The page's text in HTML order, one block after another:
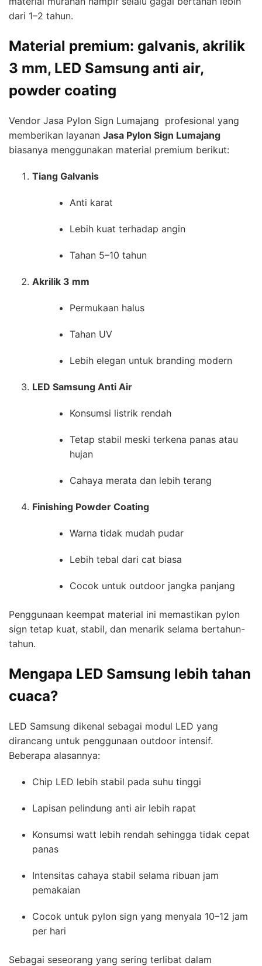
dari 1–2 tahun.
Material premium: galvanis, akrilik
3 mm, LED Samsung anti air,
powder coating
Vendor Jasa Pylon Sign Lumajang profesional yang
memberikan layanan Jasa Pylon Sign Lumajang
biasanya menggunakan material premium berikut:
Tiang Galvanis
Anti karat
Lebih kuat terhadap angin
Tahan 5–10 tahun
Akrilik 3 mm
Permukaan halus
Tahan UV
Lebih elegan untuk branding modern
LED Samsung Anti Air
Konsumsi listrik rendah
Tetap stabil meski terkena panas atau
hujan
Cahaya merata dan lebih terang
Finishing Powder Coating
Warna tidak mudah pudar
Lebih tebal dari cat biasa
Cocok untuk outdoor jangka panjang
Penggunaan keempat material ini memastikan pylon
sign tetap kuat, stabil, dan menarik selama bertahun-
tahun.
Mengapa LED Samsung lebih tahan
cuaca?
LED Samsung dikenal sebagai modul LED yang
dirancang untuk penggunaan outdoor intensif.
Beberapa alasannya:
Chip LED lebih stabil pada suhu tinggi
Lapisan pelindung anti air lebih rapat
Konsumsi watt lebih rendah sehingga tidak cepat
panas
Intensitas cahaya stabil selama ribuan jam
pemakaian
Cocok untuk pylon sign yang menyala 10–12 jam
per hari
Sebagai seseorang yang sering terlibat dalam